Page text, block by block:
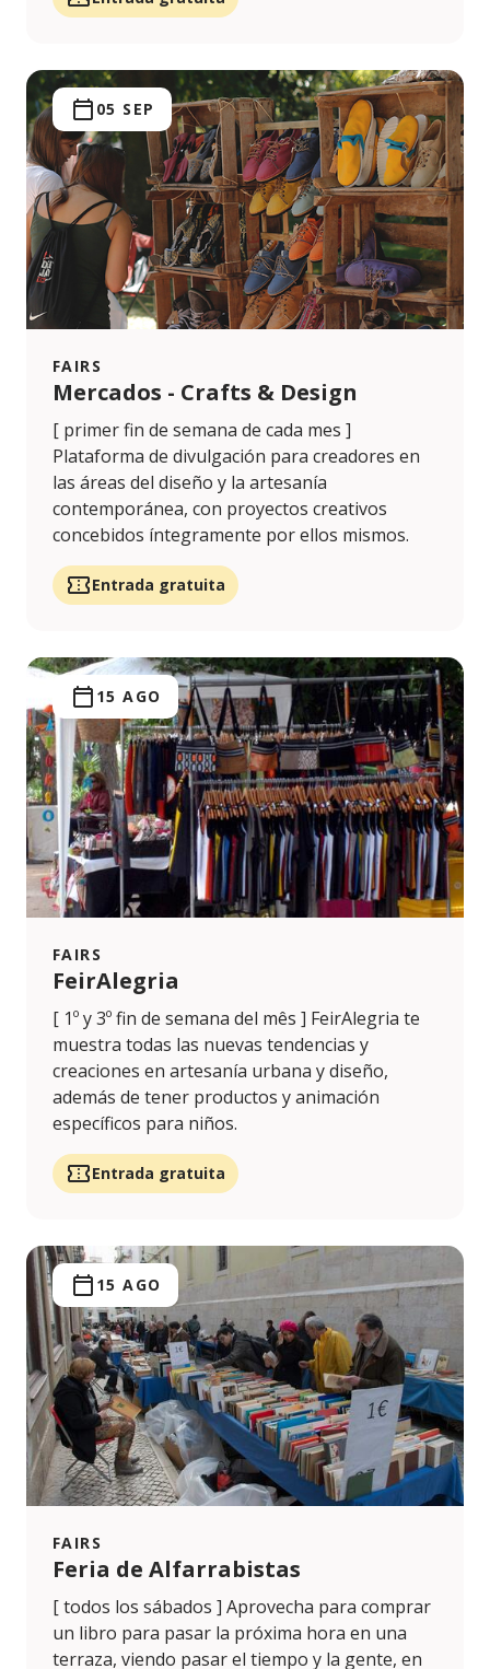
FAIRS
Mercados - Crafts & Design
05 SEP
[ primer fin de semana de cada mes ]
Plataforma de divulgación para creadores en
las áreas del diseño y la artesanía
contemporánea, con proyectos creativos
concebidos íntegramente por ellos mismos.
Entrada gratuita
FAIRS
FeirAlegria
15 AGO
[ 1º y 3º fin de semana del mês ] FeirAlegria te
muestra todas las nuevas tendencias y
creaciones en artesanía urbana y diseño,
además de tener productos y animación
específicos para niños.
Entrada gratuita
FAIRS
Feria de Alfarrabistas
15 AGO
[ todos los sábados ] Aprovecha para comprar
un libro para pasar la próxima hora en una
terraza, viendo pasar el tiempo y la gente, en